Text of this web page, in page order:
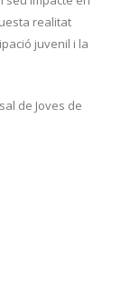
realitat
juvenil i la
de Joves de